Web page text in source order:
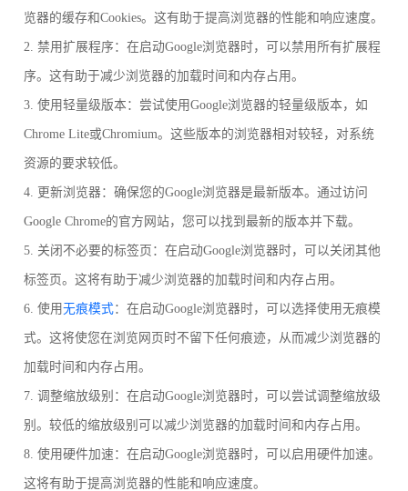
览器的缓存和Cookies。这有助于提高浏览器的性能和响应速度。
2. 禁用扩展程序：在启动Google浏览器时，可以禁用所有扩展程
序。这有助于减少浏览器的加载时间和内存占用。
3. 使用轻量级版本：尝试使用Google浏览器的轻量级版本，如
Chrome Lite或Chromium。这些版本的浏览器相对较轻，对系统
资源的要求较低。
4. 更新浏览器：确保您的Google浏览器是最新版本。通过访问
Google Chrome的官方网站，您可以找到最新的版本并下载。
5. 关闭不必要的标签页：在启动Google浏览器时，可以关闭其他
标签页。这将有助于减少浏览器的加载时间和内存占用。
6. 使用无痕模式：在启动Google浏览器时，可以选择使用无痕模
式。这将使您在浏览网页时不留下任何痕迹，从而减少浏览器的
加载时间和内存占用。
7. 调整缩放级别：在启动Google浏览器时，可以尝试调整缩放级
别。较低的缩放级别可以减少浏览器的加载时间和内存占用。
8. 使用硬件加速：在启动Google浏览器时，可以启用硬件加速。
这将有助于提高浏览器的性能和响应速度。